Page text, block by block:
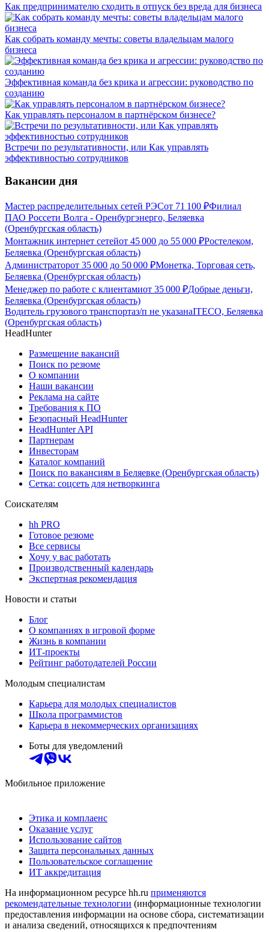
Как предпринимателю сходить в отпуск без вреда для бизнеса
Как собрать команду мечты: советы владельцам малого
бизнеса
Эффективная команда без крика и агрессии: руководство по
созданию
Как управлять персоналом в партнёрском бизнесе?
Встречи по результативности, или Как управлять
эффективностью сотрудников
Вакансии дня
Мастер распределительных сетей РЭСот 71 100 ₽Филиал
ПАО Россети Волга - Оренбургэнерго, Беляевка
(Оренбургская область)
Монтажник интернет сетейот 45 000 до 55 000 ₽Ростелеком,
Беляевка (Оренбургская область)
Администраторот 35 000 до 50 000 ₽Монетка, Торговая сеть,
Беляевка (Оренбургская область)
Менеджер по работе с клиентамиот 35 000 ₽Добрые деньги,
Беляевка (Оренбургская область)
Водитель грузового транспортаз/п не указанаITECO, Беляевка
(Оренбургская область)
HeadHunter
Размещение вакансий
Поиск по резюме
О компании
Наши вакансии
Реклама на сайте
Требования к ПО
Безопасный HeadHunter
HeadHunter API
Партнерам
Инвесторам
Каталог компаний
Поиск по вакансиям в Беляевке (Оренбургская область)
Сетка: соцсеть для нетворкинга
Соискателям
hh PRO
Готовое резюме
Все сервисы
Хочу у вас работать
Производственный календарь
Экспертная рекомендация
Новости и статьи
Блог
О компаниях в игровой форме
Жизнь в компании
ИТ-проекты
Рейтинг работодателей России
Молодым специалистам
Карьера для молодых специалистов
Школа программистов
Карьера в некоммерческих организациях
Боты для уведомлений
Мобильное приложение
Этика и комплаенс
Оказание услуг
Использование сайтов
Защита персональных данных
Пользовательское соглашение
ИТ аккредитация
На информационном ресурсе hh.ru применяются
рекомендательные технологии (информационные технологии
предоставления информации на основе сбора, систематизации
и анализа сведений, относящихся к предпочтениям